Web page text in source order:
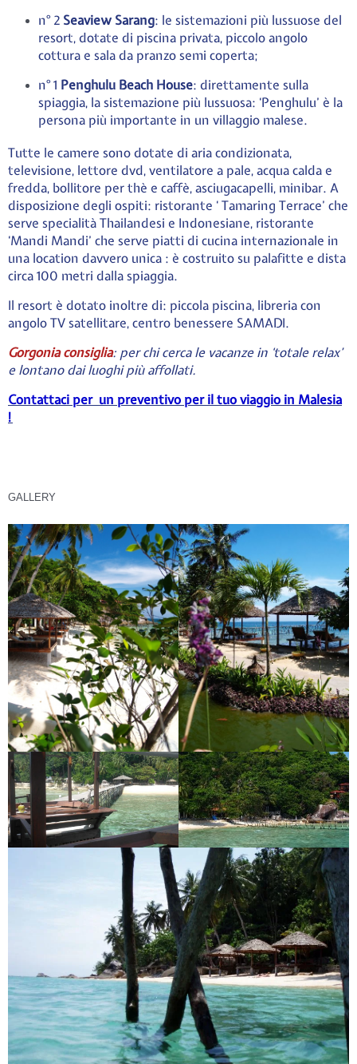
n° 2 Seaview Sarang: le sistemazioni più lussuose del
resort, dotate di piscina privata, piccolo angolo
cottura e sala da pranzo semi coperta;
n° 1 Penghulu Beach House: direttamente sulla
spiaggia, la sistemazione più lussuosa: ‘Penghulu’ è la
persona più importante in un villaggio malese.
Tutte le camere sono dotate di aria condizionata,
televisione, lettore dvd, ventilatore a pale, acqua calda e
fredda, bollitore per thè e caffè, asciugacapelli, minibar. A
disposizione degli ospiti: ristorante ‘ Tamaring Terrace’ che
serve specialità Thailandesi e Indonesiane, ristorante
‘Mandi Mandi’ che serve piatti di cucina internazionale in
una location davvero unica : è costruito su palafitte e dista
circa 100 metri dalla spiaggia.
Il resort è dotato inoltre di: piccola piscina, libreria con
angolo TV satellitare, centro benessere SAMADI.
Gorgonia consiglia: per chi cerca le vacanze in ‘totale relax’
e lontano dai luoghi più affollati.
Contattaci per un preventivo per il tuo viaggio in Malesia
!
GALLERY